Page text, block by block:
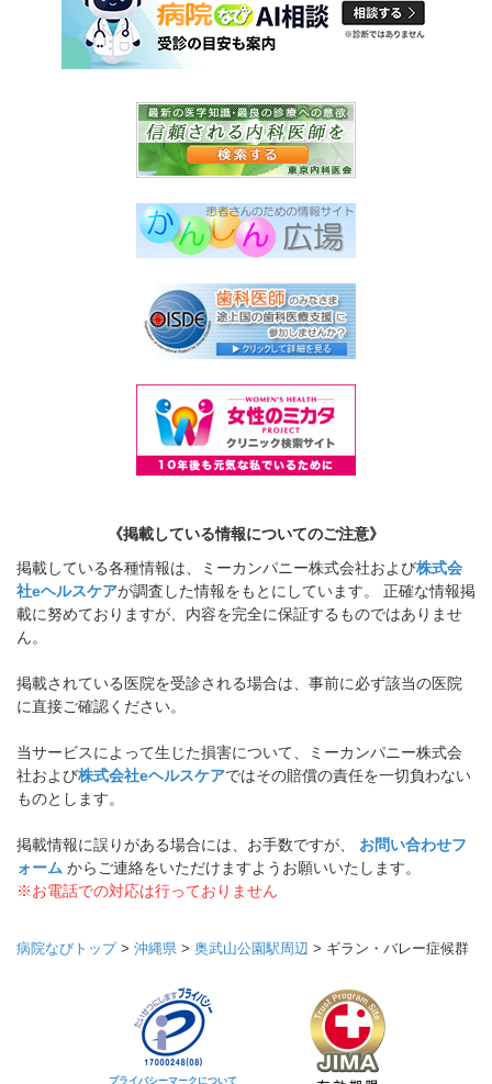
《掲載している情報についてのご注意》
掲載している各種情報は、ミーカンパニー株式会社および株式会
社eヘルスケアが調査した情報をもとにしています。 正確な情報掲
載に努めておりますが、内容を完全に保証するものではありませ
ん。
掲載されている医院を受診される場合は、事前に必ず該当の医院
に直接ご確認ください。
当サービスによって生じた損害について、ミーカンパニー株式会
社および株式会社eヘルスケアではその賠償の責任を一切負わない
ものとします。
掲載情報に誤りがある場合には、お手数ですが、 お問い合わせフ
ォーム からご連絡をいただけますようお願いいたします。
※お電話での対応は行っておりません
病院なびトップ> 沖縄県 > 奥武山公園駅周辺 > ギラン・バレー症候群
プライバシーマークについて